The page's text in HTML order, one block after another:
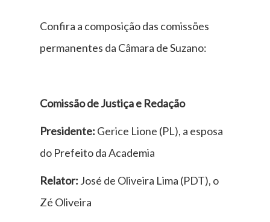
Confira a composição das comissões
permanentes da Câmara de Suzano:
Comissão de Justiça e Redação
Presidente: Gerice Lione (PL), a esposa
do Prefeito da Academia
Relator: José de Oliveira Lima (PDT), o
Zé Oliveira